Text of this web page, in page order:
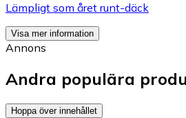
Lämpligt som året runt-däck
Visa mer information
Annons
Andra populära
Hoppa över innehållet